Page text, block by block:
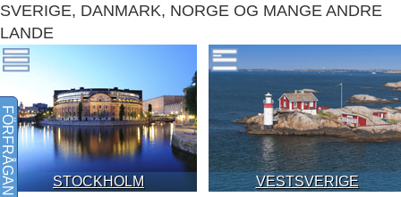
SVERIGE, DANMARK, NORGE OG MANGE ANDRE
LANDE
STOCKHOLM VESTSVERIGE
FÖRFRÅGAN